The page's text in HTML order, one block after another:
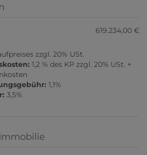
619.234,00 €
zzgl. 20% USt.
1,2 % des KP zzgl. 20% USt. +
1,1%
3,5%